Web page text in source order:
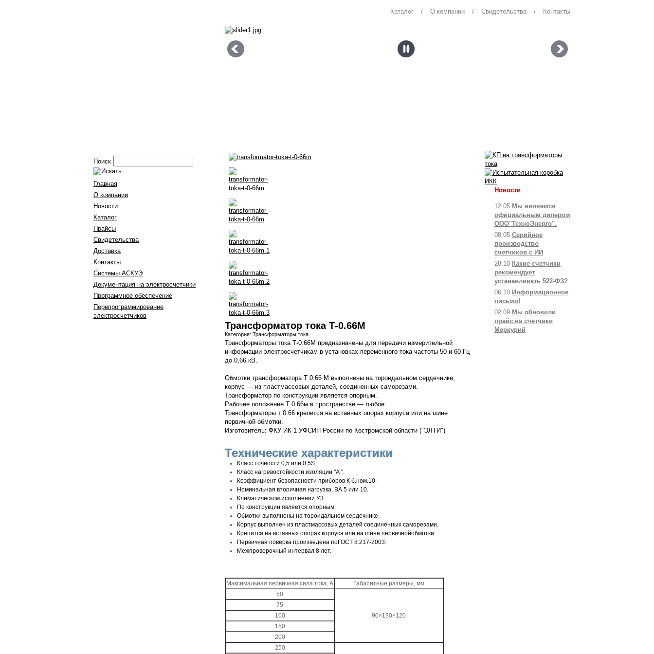
Контакты
/
Свидетельства
/
О компании
/
Каталог
Трансформатор тока Т-0.66М
Категория: Трансформаторы тока
Трансформаторы тока Т-0.66М предназначены для передачи измерительной
информации электросчетчикам в установках переменного тока частоты 50 и 60 Гц
до 0,66 кВ.
Обмотки трансформатора Т 0.66 М выполнены на тороидальном сердечнике,
корпус — из пластмассовых деталей, соединенных саморезами.
Трансформатор по конструкции является опорным.
Рабочее положение Т 0.66м в пространстве — любое.
Трансформаторы т 0.66 крепится на вставных опорах корпуса или на шине
первичной обмотки.
Изготовитель: ФКУ ИК-1 УФСИН России по Костромской области ("ЭЛТИ")
Технические характеристики
Класс точности 0,5 или 0,5S.
Класс нагревостойкости изоляции "А ".
Коэффициент безопасности приборов К б.ном.10.
Номинальная вторичная нагрузка, ВА 5 или 10.
Климатическом исполнении У3.
По конструкции является опорным.
Обмотки выполнены на тороидальном сердечнике.
Корпус выполнен из пластмассовых деталей соединённых саморезами.
Крепится на вставных опорах корпуса или на шине первичнойобмотки.
Первичная поверка произведена поГОСТ 8.217-2003.
Межпроверочный интервал 8 лет.
Максимальная первичная сила тока, А
Габаритные размеры, мм
50
90×130×120
75
100
150
200
250
Поиск
Главная
О компании
Новости
Каталог
Прайсы
Свидетельства
Доставка
Контакты
Системы АСКУЭ
Документация на электросчетчики
Программное обеспечение
Перепрограммирование
электросчетчиков
Новости
12.05 Мы являемся
официальным дилером
ООО"ТехноЭнерго".
08.05 Серийное
производство
счетчиков с ИИ
28.10 Какие счетчики
рекомендует
устанавливать 522-ФЗ?
06.10 Информационное
письмо!
02.09 Мы обновили
прайс на счетчики
Меркурий